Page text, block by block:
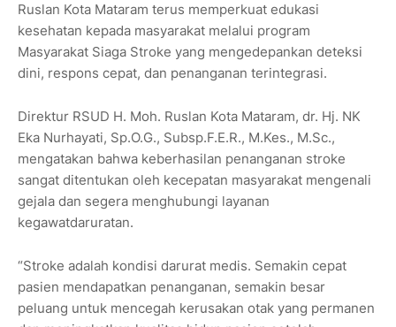
Ruslan Kota Mataram terus memperkuat edukasi
kesehatan kepada masyarakat melalui program
Masyarakat Siaga Stroke yang mengedepankan deteksi
dini, respons cepat, dan penanganan terintegrasi.
Direktur RSUD H. Moh. Ruslan Kota Mataram, dr. Hj. NK
Eka Nurhayati, Sp.O.G., Subsp.F.E.R., M.Kes., M.Sc.,
mengatakan bahwa keberhasilan penanganan stroke
sangat ditentukan oleh kecepatan masyarakat mengenali
gejala dan segera menghubungi layanan
kegawatdaruratan.
“Stroke adalah kondisi darurat medis. Semakin cepat
pasien mendapatkan penanganan, semakin besar
peluang untuk mencegah kerusakan otak yang permanen